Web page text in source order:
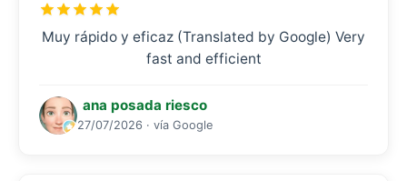
Muy rápido y eficaz (Translated by Google) Very
fast and efficient
ana posada riesco
27/07/2026 · vía Google